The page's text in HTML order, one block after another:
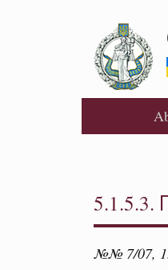
5.1.5.3.
№№ 7/07,